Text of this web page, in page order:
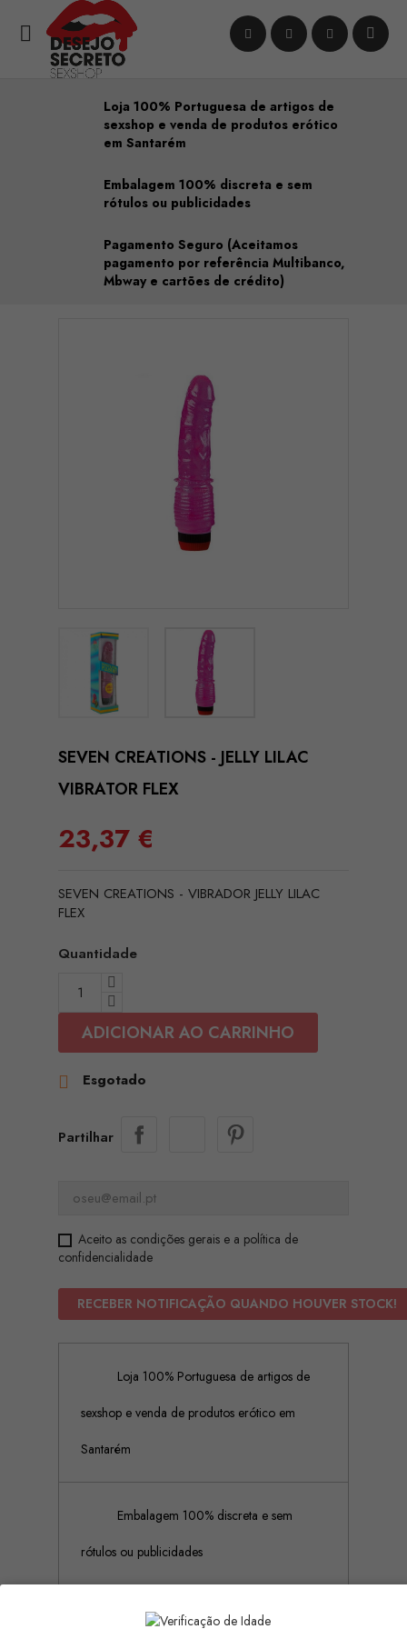

Loja 100% Portuguesa de artigos de
sexshop e venda de produtos erótico
em Santarém
Embalagem 100% discreta e sem
rótulos ou publicidades
Pagamento Seguro (Aceitamos
pagamento por referência Multibanco,
Mbway e cartões de crédito)
SEVEN CREATIONS - JELLY LILAC
VIBRATOR FLEX
23,37 €
SEVEN CREATIONS - VIBRADOR JELLY LILAC
FLEX
Quantidade
ADICIONAR AO CARRINHO
 Esgotado
Partilhar
Aceito as condições gerais e a política de
confidencialidade
RECEBER NOTIFICAÇÃO QUANDO HOUVER STOCK!
Loja 100% Portuguesa de artigos de
sexshop e venda de produtos erótico em
Santarém
Embalagem 100% discreta e sem
rótulos ou publicidades
Pagamento Seguro (Aceitamos